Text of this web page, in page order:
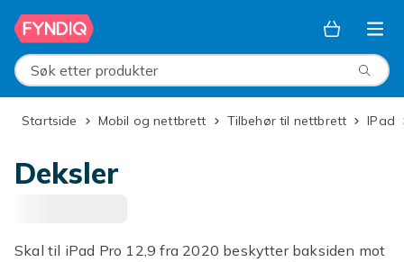
Hopp til hovedinnhold
Søk etter produkter
Startside Mobil og nettbrett Tilbehør til nettbrett iPad
Deksler
Skal til iPad Pro 12,9 fra 2020 beskytter baksiden mot